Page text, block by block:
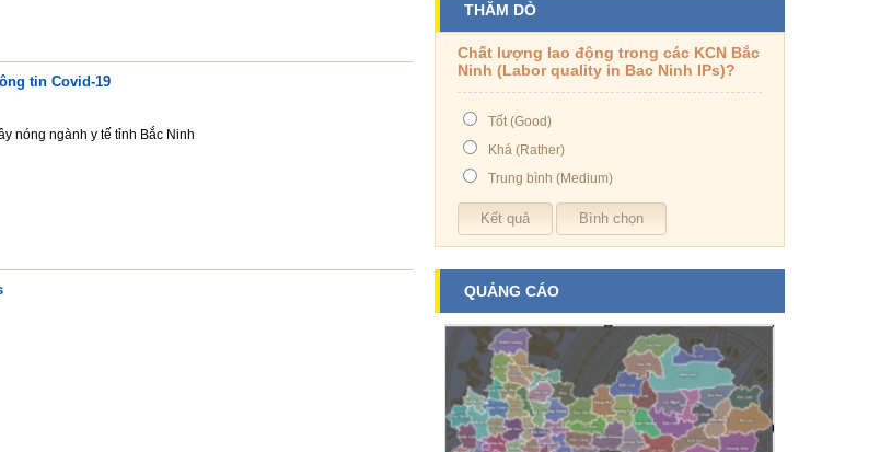
tin Covid-19
nóng ngành y tế tỉnh Bắc Ninh
THĂM DÒ
Chất lượng lao động trong các KCN Bắc
Ninh (Labor quality in Bac Ninh IPs)?
Tốt (Good)
Khá (Rather)
Trung bình (Medium)
QUẢNG CÁO